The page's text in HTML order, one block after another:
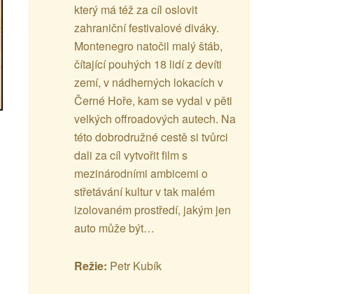
který má též za cíl oslovit
zahraniční festivalové diváky.
Montenegro natočil malý štáb,
čítající pouhých 18 lidí z devíti
zemí, v nádherných lokacích v
Černé Hoře, kam se vydal v pěti
velkých offroadových autech. Na
této dobrodružné cestě si tvůrci
dali za cíl vytvořit film s
mezinárodními ambicemi o
střetávání kultur v tak malém
izolovaném prostředí, jakým jen
auto může být…
Režie: Petr Kubík